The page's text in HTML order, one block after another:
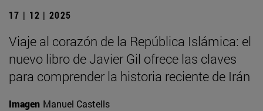
17 | 12 | 2025
Viaje al corazón de la República Islámica: el
nuevo libro de Javier Gil ofrece las claves
para comprender la historia reciente de Irán
Imagen Manuel Castells